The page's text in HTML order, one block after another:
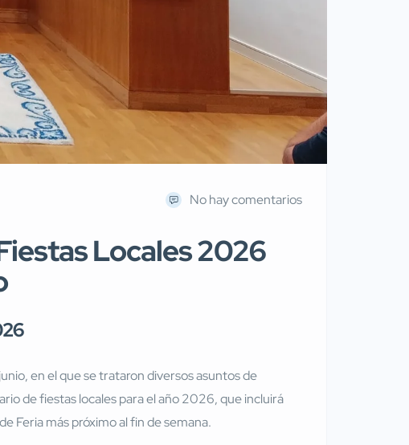
No hay comentarios
Locales 2026
en el que se trataron diversos asuntos de
de fiestas locales para el año 2026, que incluirá
Feria más próximo al fin de semana.